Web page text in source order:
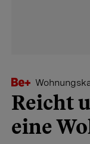
Reicht
eine